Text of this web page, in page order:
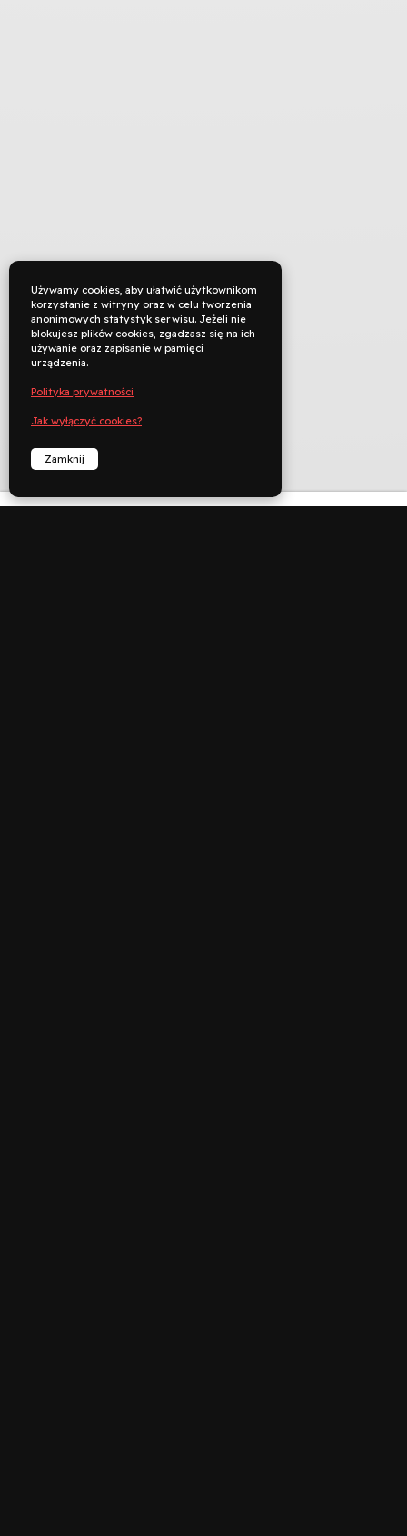
Używamy cookies, aby ułatwić użytkownikom
korzystanie z witryny oraz w celu tworzenia
anonimowych statystyk serwisu. Jeżeli nie
blokujesz plików cookies, zgadzasz się na ich
używanie oraz zapisanie w pamięci
urządzenia.
Polityka prywatności
Jak wyłączyć cookies?
Zamknij